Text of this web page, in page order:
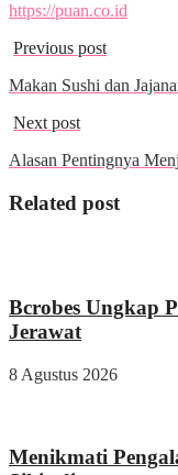
https://puan.co.id
Previous post
Makan Sushi dan
Next post
Alasan Pentingnya
Related post
Bcrobes Ungkap
Jerawat
8 Agustus 2026
Menikmati